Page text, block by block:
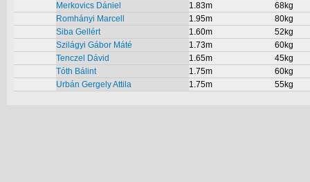
Merkovics Dániel
1.83m
68kg
Romhányi Marcell
1.95m
80kg
Siba Gellért
1.60m
52kg
Szilágyi Gábor Máté
1.73m
60kg
Tenczel Dávid
1.65m
45kg
Tóth Bálint
1.75m
60kg
Urbán Gergely Attila
1.75m 55kg